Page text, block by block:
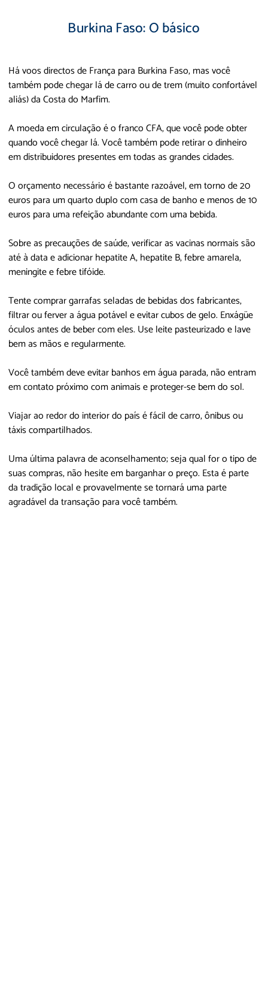
Burkina Faso: O básico
Há voos directos de França para Burkina Faso, mas você
também pode chegar lá de carro ou de trem (muito confortável
aliás) da Costa do Marfim.
A moeda em circulação é o franco CFA, que você pode obter
quando você chegar lá. Você também pode retirar o dinheiro
em distribuidores presentes em todas as grandes cidades.
O orçamento necessário é bastante razoável, em torno de 20
euros para um quarto duplo com casa de banho e menos de 10
euros para uma refeição abundante com uma bebida.
Sobre as precauções de saúde, verificar as vacinas normais são
até à data e adicionar hepatite A, hepatite B, febre amarela,
meningite e febre tifóide.
Tente comprar garrafas seladas de bebidas dos fabricantes,
filtrar ou ferver a água potável e evitar cubos de gelo. Enxágüe
óculos antes de beber com eles. Use leite pasteurizado e lave
bem as mãos e regularmente.
Você também deve evitar banhos em água parada, não entram
em contato próximo com animais e proteger-se bem do sol.
Viajar ao redor do interior do país é fácil de carro, ônibus ou
táxis compartilhados.
Uma última palavra de aconselhamento; seja qual for o tipo de
suas compras, não hesite em barganhar o preço. Esta é parte
da tradição local e provavelmente se tornará uma parte
agradável da transação para você também.